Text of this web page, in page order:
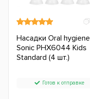
Насадки Oral hygiene
Sonic PHX6044 Kids
Standard (4 шт.)
Готов к отправке